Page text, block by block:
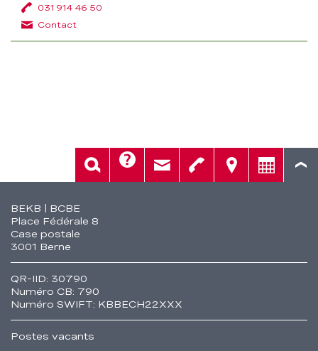
031 914 46 50
Contact
Fusszeile
BEKB | BCBE
Place Fédérale 8
Case postale
3001 Berne
QR-IID: 30790
Numéro CB: 790
Numéro SWIFT: KBBECH22XXX
Postes vacants